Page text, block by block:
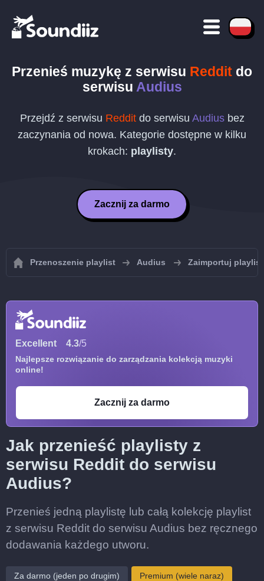
Przenieś muzykę z serwisu Reddit do
serwisu Audius
Przejdź z serwisu Redditdo serwisu Audiusbez
zaczynania od nowa. Kategorie dostępne w kilku
krokach: playlisty.
Zacznij za darmo
Przenoszenie playlist Audius Zaimportuj
Excellent 4.3/5
Najlepsze rozwiązanie do zarządzania kolekcją muzyki
online!
Zacznij za darmo
Jak przenieść playlisty z
serwisu Reddit do serwisu
Audius?
Przenieś jedną playlistę lub całą kolekcję playlist
z serwisu Reddit do serwisu Audius bez ręcznego
dodawania każdego utworu.
Za darmo (jeden po drugim) Premium (wiele naraz)